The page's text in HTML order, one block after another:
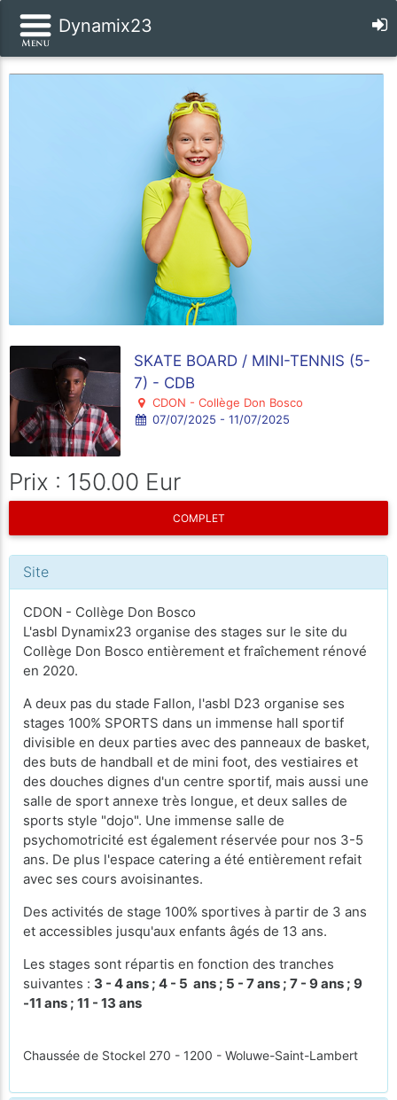
Dynamix23
SKATE BOARD / MINI-TENNIS (5-
7) - CDB
CDON - Collège Don Bosco
07/07/2025 - 11/07/2025
Prix : 150.00 Eur
COMPLET
Site
CDON - Collège Don Bosco
L'asbl Dynamix23 organise des stages sur le site du
Collège Don Bosco entièrement et fraîchement rénové
en 2020.
A deux pas du stade Fallon, l'asbl D23 organise ses
stages 100% SPORTS dans un immense hall sportif
divisible en deux parties avec des panneaux de basket,
des buts de handball et de mini foot, des vestiaires et
des douches dignes d'un centre sportif, mais aussi une
salle de sport annexe très longue, et deux salles de
sports style "dojo". Une immense salle de
psychomotricité est également réservée pour nos 3-5
ans. De plus l'espace catering a été entièrement refait
avec ses cours avoisinantes.
Des activités de stage 100% sportives à partir de 3 ans
et accessibles jusqu'aux enfants âgés de 13 ans.
Les stages sont répartis en fonction des tranches
suivantes : 3 - 4 ans ; 4 - 5 ans ; 5 - 7 ans ; 7 - 9 ans ; 9
-11 ans ; 11 - 13 ans
Chaussée de Stockel 270 - 1200 - Woluwe-Saint-Lambert